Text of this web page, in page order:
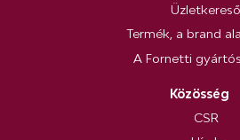
Üzletkereső
Termék, a brand
A Fornetti
Közösség
CSR